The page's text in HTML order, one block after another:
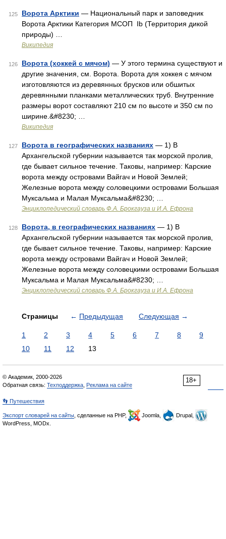
125 Ворота Арктики — Национальный парк и заповедник
Ворота Арктики Категория МСОП Ib (Территория дикой
природы) …
Википедия
126 Ворота (хоккей с мячом) — У этого термина существуют и
другие значения, см. Ворота. Ворота для хоккея с мячом
изготовляются из деревянных брусков или обшитых
деревянными планками металлических труб. Внутренние
размеры ворот составляют 210 см по высоте и 350 см по
ширине.&#8230; …
Википедия
127 Ворота в географических названиях — 1) В
Архангельской губернии называется так морской пролив,
где бывает сильное течение. Таковы, например: Карские
ворота между островами Вайгач и Новой Землей;
Железные ворота между соловецкими островами Большая
Муксальма и Малая Муксальма&#8230; …
Энциклопедический словарь Ф.А. Брокгауза и И.А. Ефрона
128 Ворота, в географических названиях — 1) В
Архангельской губернии называется так морской пролив,
где бывает сильное течение. Таковы, например: Карские
ворота между островами Вайгач и Новой Землей;
Железные ворота между соловецкими островами Большая
Муксальма и Малая Муксальма&#8230; …
Энциклопедический словарь Ф.А. Брокгауза и И.А. Ефрона
Страницы ← Предыдущая Следующая →
1 2 3 4 5 6 7 8
9
10
11 12 13
18+
© Академик, 2000-2026
Обратная связь: Техподдержка Реклама на сайте
👣 Путешествия
Экспорт словарей на сайты , сделанные на PHP, Joomla,
Drupal,
WordPress, MODx.